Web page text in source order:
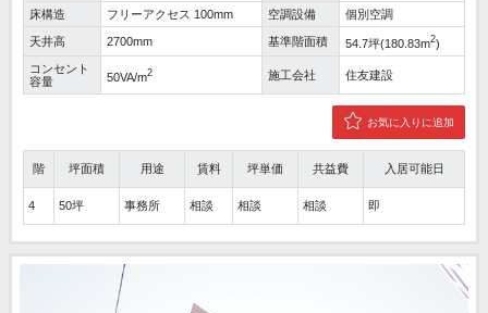
床構造
フリーアクセス 100mm 空調設備 個別空調
天井高 2700mm 基準階面積 54.7坪(180.83m2)
コンセント
容量
50VA/m2 施工会社 住友建設
お気に入りに追加
階 坪面積 用途 賃料 坪単価 共益費 入居可能日
4 50坪 事務所 相談 相談 相談 即